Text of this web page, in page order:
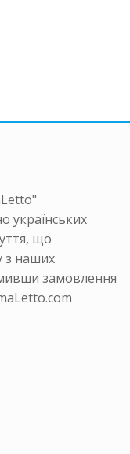
українських
що
з наших
замовлення